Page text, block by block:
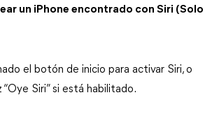
un iPhone encontrado con Siri (Solo
el botón de inicio para activar Siri, o
Siri” si está habilitado.